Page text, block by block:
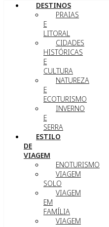
DESTINOS
PRAIAS
E
LITORAL
CIDADES
HISTÓRICAS
E
CULTURA
NATUREZA
E
ECOTURISMO
INVERNO
E
SERRA
ESTILO
DE
VIAGEM
ENOTURISMO
VIAGEM
SOLO
VIAGEM
EM
FAMÍLIA
VIAGEM